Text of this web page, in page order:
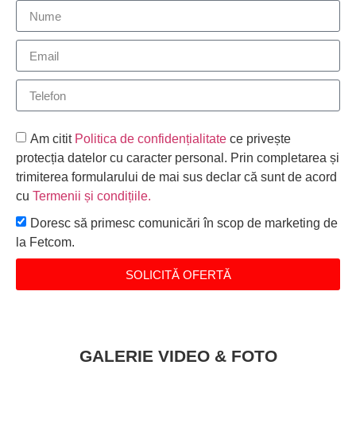
Am citit Politica de confidențialitate ce privește
protecția datelor cu caracter personal. Prin completarea și
trimiterea formularului de mai sus declar că sunt de acord
cu Termenii și condițiile.
Doresc să primesc comunicări în scop de marketing de
la Fetcom.
SOLICITĂ OFERTĂ
GALERIE VIDEO & FOTO